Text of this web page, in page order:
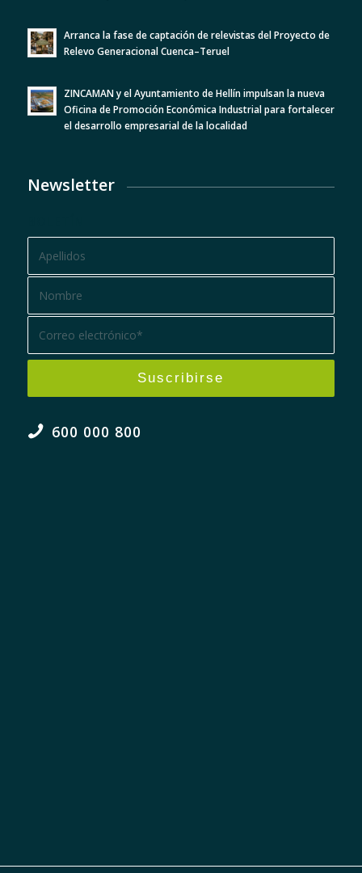
Arranca la fase de captación de relevistas del Proyecto de
Relevo Generacional Cuenca–Teruel
ZINCAMAN y el Ayuntamiento de Hellín impulsan la nueva
Oficina de Promoción Económica Industrial para fortalecer
el desarrollo empresarial de la localidad
Newsletter
600 000 800